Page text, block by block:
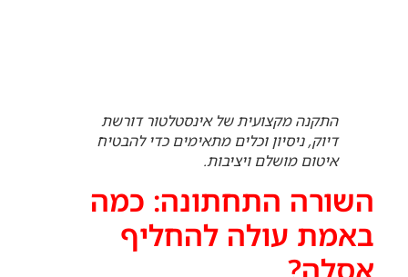
התקנה מקצועית של אינסטלטור דורשת
דיוק, ניסיון וכלים מתאימים כדי להבטיח
איטום מושלם ויציבות.
השורה התחתונה: כמה
באמת עולה להחליף